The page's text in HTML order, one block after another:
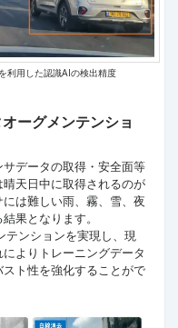
利用した認識AIの検出精度
ーグメンテンショ
データの取得・安全面等
天日中に取得されるのが
は難しい雨、霧、雪、夜
果となります。
ンションを実現し、現
よりトレーニングデータ
ト性を強化することがで